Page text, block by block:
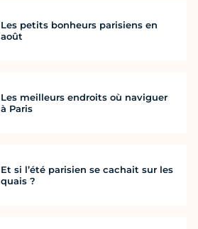
Les petits bonheurs parisiens en
août
Les meilleurs endroits où naviguer
à Paris
Et si l’été parisien se cachait sur les
quais ?